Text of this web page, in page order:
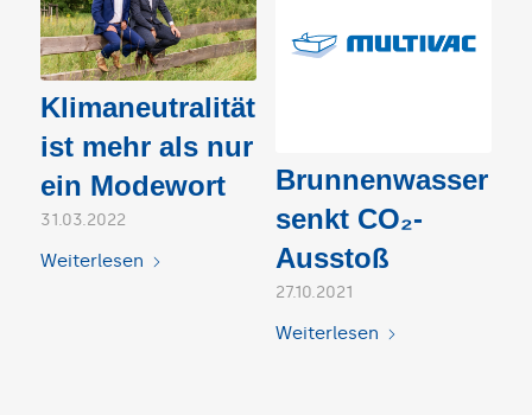
Klimaneutralität
ist mehr als nur
ein Modewort
31.03.2022
Weiterlesen
Brunnenwasser
senkt CO₂-
Ausstoß
27.10.2021
Weiterlesen